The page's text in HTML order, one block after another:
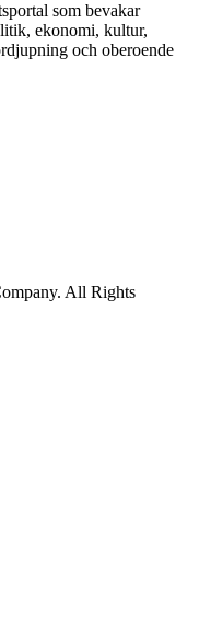
som bevakar
ekonomi, kultur,
och oberoende
All Rights